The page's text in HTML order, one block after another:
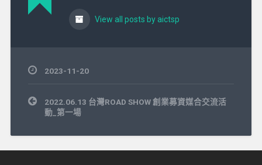
View all posts by aictsp
2023-11-20
文
章
2022.06.13 台灣ROAD SHOW 創業募資媒合交流活
動_第一場